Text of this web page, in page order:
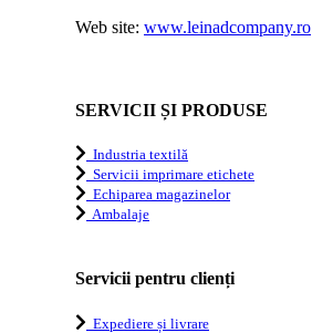
Web site: www.leinadcompany.ro
SERVICII ȘI PRODUSE
Industria textilă
Servicii imprimare etichete
Echiparea magazinelor
Ambalaje
Servicii pentru clienți
Expediere și livrare